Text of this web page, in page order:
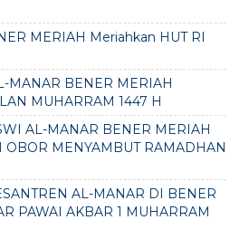
MERIAH Meriahkan HUT RI
MANAR BENER MERIAH
MUHARRAM 1447 H
AL-MANAR BENER MERIAH
OBOR MENYAMBUT RAMADHAN
AL-MANAR DI BENER
PAWAI AKBAR 1 MUHARRAM